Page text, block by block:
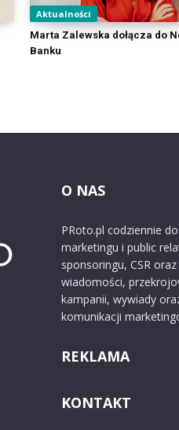
Aktualności
Marta Zalewska dołącza do
Banku
O NAS
PRoto.pl codziennie
marketingu i public
sponsoringu, CSR
wiadomości,
kampanii, wywiady
komunikacji
REKLAMA
KONTAKT